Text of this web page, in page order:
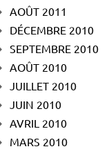
AOÛT 2011
DÉCEMBRE 2010
SEPTEMBRE 2010
AOÛT 2010
JUILLET 2010
JUIN 2010
AVRIL 2010
MARS 2010